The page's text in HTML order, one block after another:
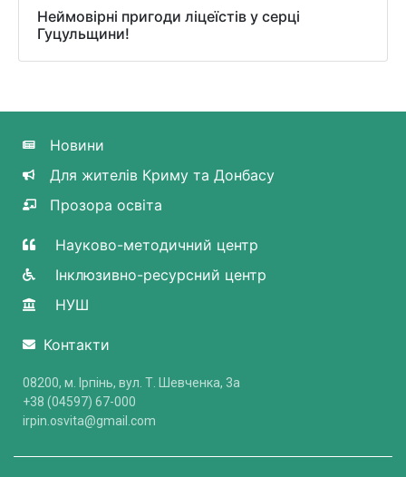
Неймовірні пригоди ліцеїстів у серці
Гуцульщини!
Новини
Для жителів Криму та Донбасу
Прозора освіта
Науково-методичний центр
Інклюзивно-ресурсний центр
НУШ
Контакти
08200, м. Ірпінь, вул. Т. Шевченка, 3a
+38 (04597) 67-000
irpin.osvita@gmail.com